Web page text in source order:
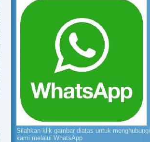
Silahkan klik gambar diatas untuk menghubungi
kami melalui WhatsApp